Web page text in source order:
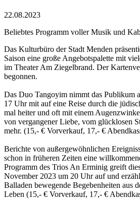
22.08.2023
Beliebtes Programm voller Musik und
Das Kulturbüro der Stadt Menden
Saison eine große Angebotspalette mit
im Theater Am Ziegelbrand. Der
begonnen.
Das Duo Tangoyim nimmt das Publikum
17 Uhr mit auf eine Reise durch die
mal heiter und oft mit einem
von vergangener Liebe, vom glücklosen
mehr. (15,- € Vorverkauf, 17,- €
Berichte von außergewöhnlichen
schon in früheren Zeiten eine
Programm des Trios An Erminig greift
November 2023 um 20 Uhr auf und
Balladen bewegende Begebenheiten aus
Leben (15,- € Vorverkauf, 17,- €